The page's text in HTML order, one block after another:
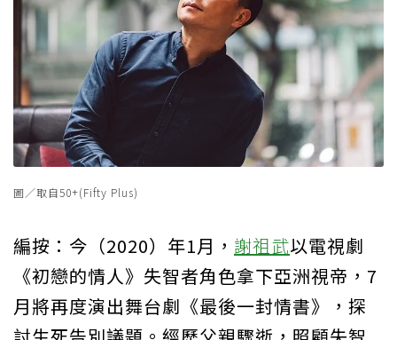
圖／取自50+(Fifty Plus)
編按：今（2020）年1月， 謝祖武以電視劇
《初戀的情人》失智者角色拿下亞洲視帝，7
月將再度演出舞台劇《最後一封情書》，探